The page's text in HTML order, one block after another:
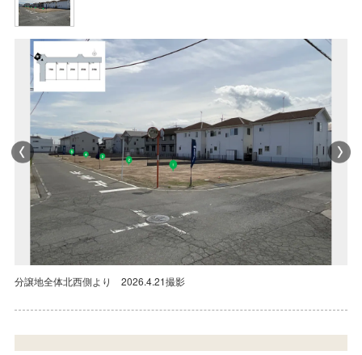
分譲地全体北西側より 2026.4.21撮影
分譲地全体北西側より 2026.4.21撮影
分譲地全体北西側より 2026.4.21撮影